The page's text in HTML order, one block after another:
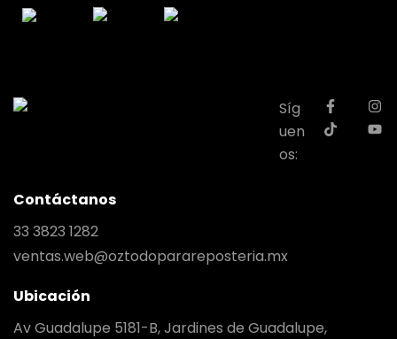
Síg
uen
os:
Contáctanos
33 3823 1282
ventas.web@oztodoparareposteria.mx
Ubicación
Av Guadalupe 5181-B, Jardines de Guadalupe,